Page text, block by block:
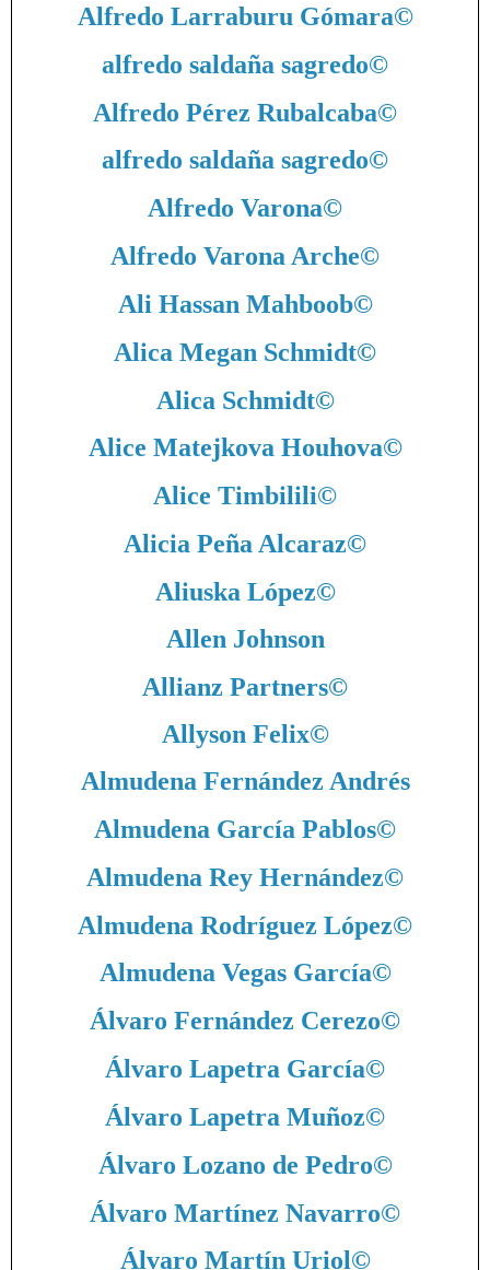
Alfredo Larraburu Gómara©
alfredo saldaña sagredo©
Alfredo Pérez Rubalcaba©
alfredo saldaña sagredo©
Alfredo Varona©
Alfredo Varona Arche©
Ali Hassan Mahboob©
Alica Megan Schmidt©
Alica Schmidt©
Alice Matejkova Houhova©
Alice Timbilili©
Alicia Peña Alcaraz©
Aliuska López©
Allen Johnson
Allianz Partners©
Allyson Felix©
Almudena Fernández Andrés
Almudena García Pablos©
Almudena Rey Hernández©
Almudena Rodríguez López©
Almudena Vegas García©
Álvaro Fernández Cerezo©
Álvaro Lapetra García©
Álvaro Lapetra Muñoz©
Álvaro Lozano de Pedro©
Álvaro Martínez Navarro©
Álvaro Martín Uriol©